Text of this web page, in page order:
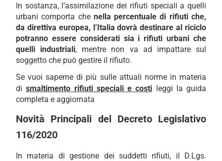
In sostanza, l’assimilazione dei rifiuti speciali a quelli
urbani comporta che nella percentuale di rifiuti che,
da direttiva europea, l’Italia dovrà destinare al riciclo
potranno essere considerati sia i rifiuti urbani che
quelli industriali, mentre non va ad impattare sul
soggetto che può gestire il rifiuto.
Se vuoi saperne di più sulle attuali norme in materia
dismaltimento rifiuti speciali e costi leggi la guida
completa e aggiornata
Novità Principali del Decreto Legislativo
116/2020
In materia di gestione dei suddetti rifiuti, il D.Lgs.